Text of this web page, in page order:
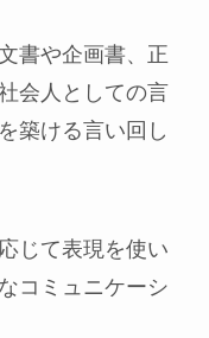
書や企画書、正
会人としての言
築ける言い回し
じて表現を使い
コミュニケーシ